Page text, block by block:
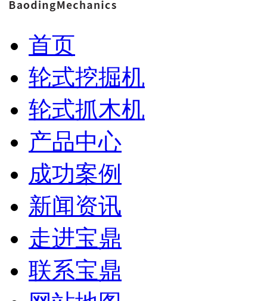
首页
轮式挖掘机
轮式抓木机
产品中心
成功案例
新闻资讯
走进宝鼎
联系宝鼎